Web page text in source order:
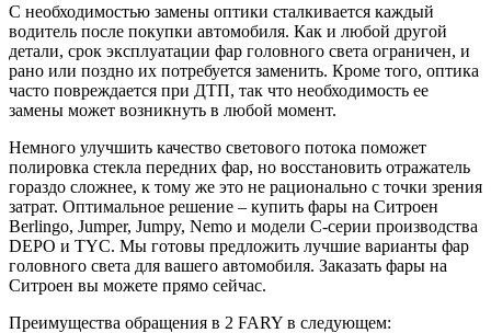
С необходимостью замены оптики сталкивается каждый
водитель после покупки автомобиля. Как и любой другой
детали, срок эксплуатации фар головного света ограничен, и
рано или поздно их потребуется заменить. Кроме того, оптика
часто повреждается при ДТП, так что необходимость ее
замены может возникнуть в любой момент.
Немного улучшить качество светового потока поможет
полировка стекла передних фар, но восстановить отражатель
гораздо сложнее, к тому же это не рационально с точки зрения
затрат. Оптимальное решение – купить фары на Ситроен
Berlingo, Jumper, Jumpy, Nemo и модели С-серии производства
DEPO и TYC. Мы готовы предложить лучшие варианты фар
головного света для вашего автомобиля. Заказать фары на
Ситроен вы можете прямо сейчас.
Преимущества обращения в 2 FARY в следующем: